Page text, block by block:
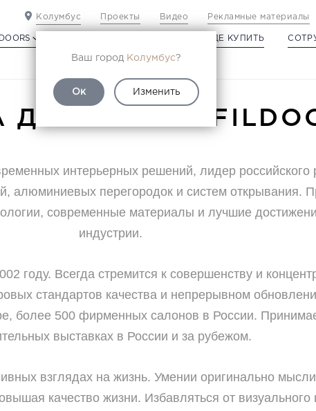
Колумбус
Ваш город Колумбус?
Ок Изменить
Проекты Видео Рекламные материалы
ГДЕ КУПИТЬ
интерьерных решений, лидер российского
алюминиевых перегородок и систем открывания.
современные материалы и лучшие
индустрии.
году. Всегда стремится к совершенству и
стандартов качества и непрерывном
более 500 фирменных салонов в России.
выставках в России и за рубежом.
взглядах на жизнь. Умении оригинально
качество жизни. Избавляться от